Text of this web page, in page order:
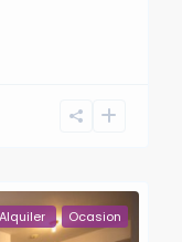
Alquiler Ocasion